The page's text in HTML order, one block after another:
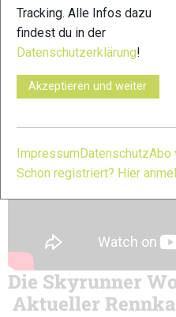
Die Skyrunner
Aktueller
Tracking. Alle Infos dazu
findest du in der
Datenschutzerklärung!
Akzeptieren und weiter
Impressum DatenschutzAbo
Schon registriert? Hier